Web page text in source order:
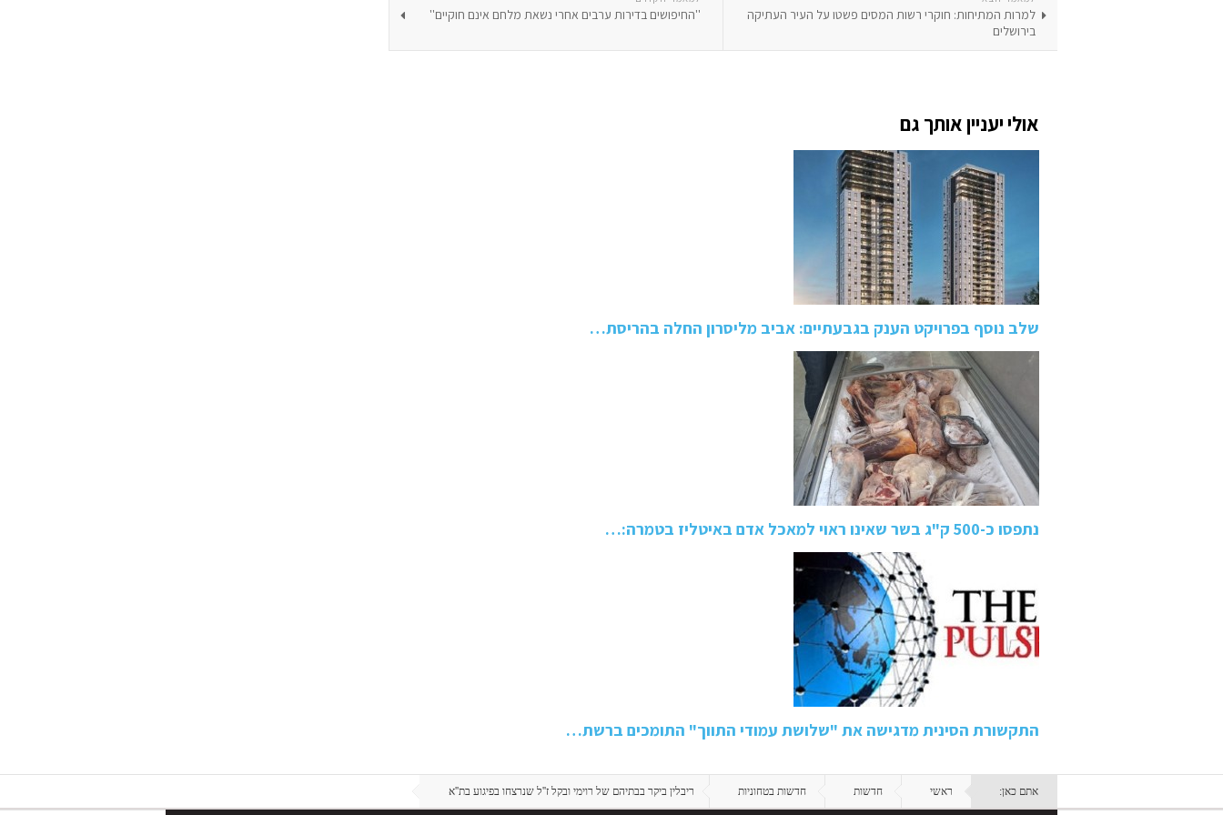
''החיפושים בדירות ערבים אחרי נשאת מלחם אינם חוקיים''
למרות המתיחות: חוקרי רשות המסים פשטו על העיר העתיקה
בירושלים
אולי יעניין אותך גם
שלב נוסף בפרויקט הענק בגבעתיים: אביב מליסרון החלה בהריסת…
נתפסו כ-500 ק"ג בשר שאינו ראוי למאכל אדם באיטליז בטמרה:…
התקשורת הסינית מדגישה את "שלושת עמודי התווך" התומכים ברשת…
אתם כאן: ראשי חדשות חדשות בטחוניות ריבלין ביקר בבתיהם של רוימי ובקל ז''ל שנרצחו בפיגוע בת''א